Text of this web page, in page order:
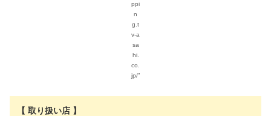
ppi
n
g.t
v-a
sa
hi.
co.
jp/”
【 取り扱い店 】